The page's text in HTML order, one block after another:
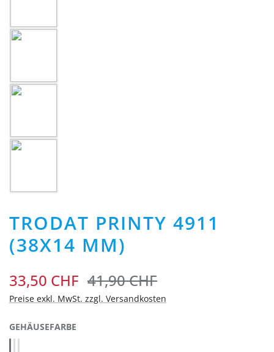
TRODAT PRINTY 4911
(38X14 MM)
33,50 CHF 41,90 CHF
Preise exkl. MwSt. zzgl. Versandkosten
GEHÄUSEFARBE